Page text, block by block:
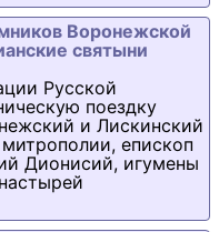
Воронежской
святыни
Русской
поездку
и Лискинский
епископ
Дионисий, игумены